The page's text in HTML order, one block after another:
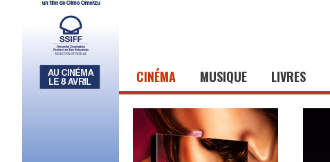
CINÉMA MUSIQUE LIVRES